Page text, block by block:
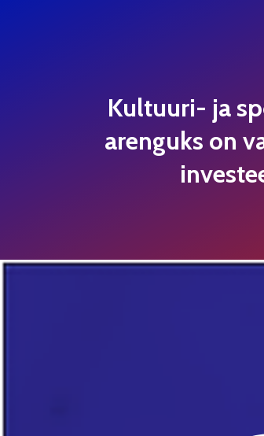
Kultuuri- ja
arenguks on